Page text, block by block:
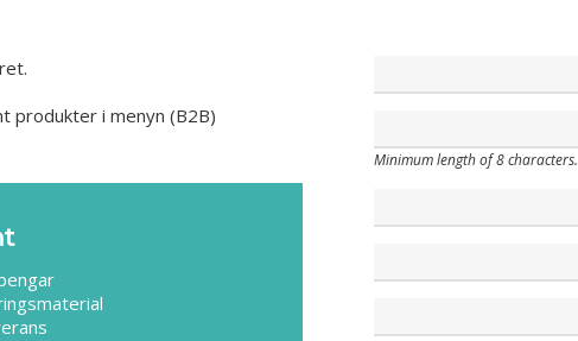
produkter i menyn (B2B)
Minimum length of 8 characters.